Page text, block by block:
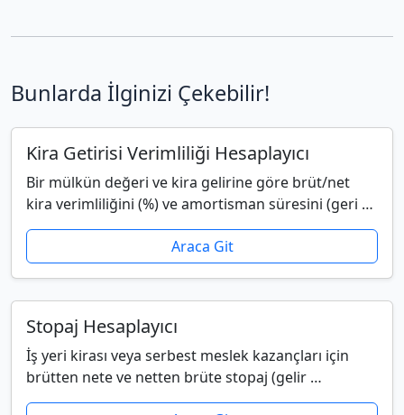
Bunlarda İlginizi Çekebilir!
Kira Getirisi Verimliliği Hesaplayıcı
Bir mülkün değeri ve kira gelirine göre brüt/net
kira verimliliğini (%) ve amortisman süresini (geri …
Araca Git
Stopaj Hesaplayıcı
İş yeri kirası veya serbest meslek kazançları için
brütten nete ve netten brüte stopaj (gelir …